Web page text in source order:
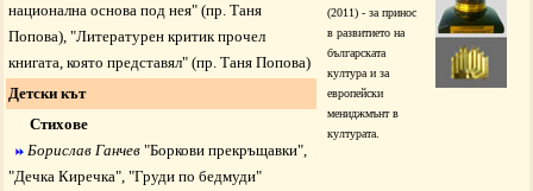
национална основа под нея" (пр. Таня
Попова), "Литературен критик прочел
книгата, която представял" (пр. Таня Попова)
Детски кът
Стихове
Борислав Ганчев "Боркови прекръщавки",
"Дечка Киречка", "Груди по бедмуди"
(2011) - за принос
в развитието на
българската
култура и за
европейски
мениджмънт в
културата.